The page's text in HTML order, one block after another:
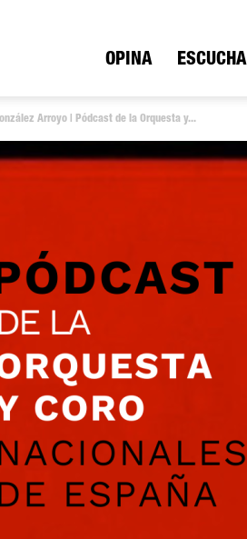
OPINA ESCUCHA
Arroyo | Pódcast de la Orquesta y...